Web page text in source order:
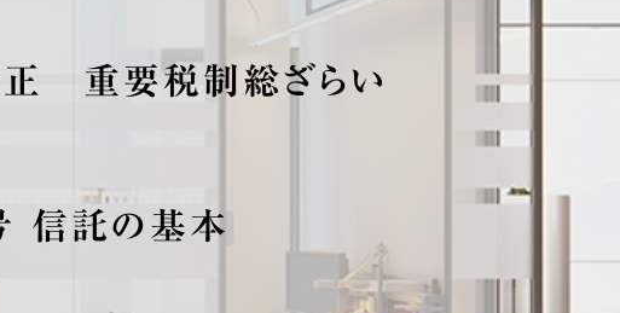
重要税制総ざらい
信託の基本